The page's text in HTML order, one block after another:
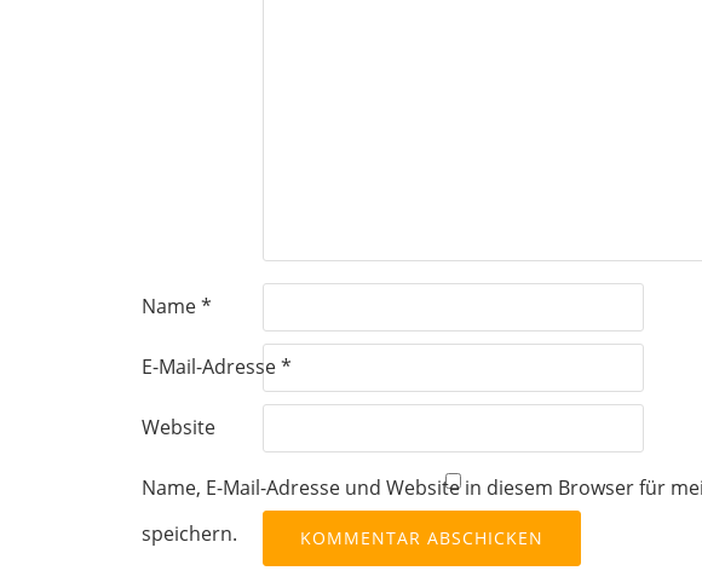
Name*
E-Mail-Adresse*
Website
Name, E-Mail-Adresse und Website in diesem Browser für
speichern.